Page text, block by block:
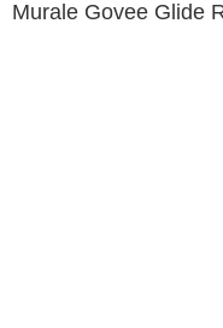
Murale Govee Glide